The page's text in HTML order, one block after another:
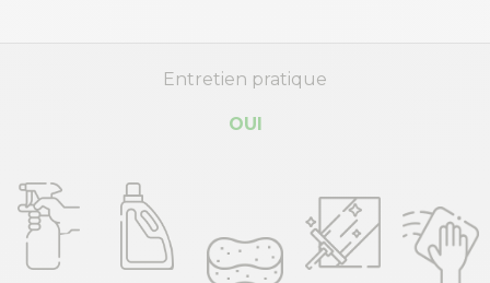
Entretien pratique
OUI